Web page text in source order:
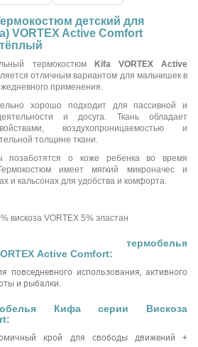
детский для
VORTEX Active Comfort
термокостюмKifa VORTEX Active
отличным вариантом для мальчишек в
применения.
хорошо подходит для пассивной и
и досуга. Ткань обладает
воздухопроницаемостью и
толщине ткани.
позаботятся о коже ребенка во время
имеет мягкий микроначес и
и кальсонах для удобства и комфорта.
вискоза VORTEX 5% эластан
термобелья
Active Comfort:
повседневного использования, активного
и рыбалки.
Кифа серии Вискоза
крой для свободы движений +